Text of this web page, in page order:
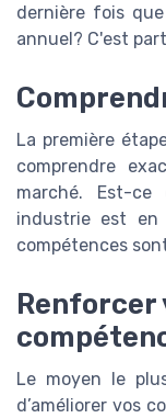
dernière fois
annuel? C'est
La première
comprendre
marché. Est-
industrie est en
compétences
Renforcer
Le moyen le
d’améliorer vos